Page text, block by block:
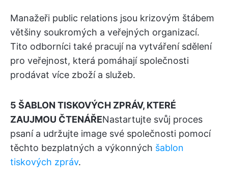
Manažeři public relations jsou krizovým štábem
většiny soukromých a veřejných organizací.
Tito odborníci také pracují na vytváření sdělení
pro veřejnost, která pomáhají společnosti
prodávat více zboží a služeb.
5 ŠABLON TISKOVÝCH ZPRÁV, KTERÉ
ZAUJMOU ČTENÁŘENastartujte svůj proces
psaní a udržujte image své společnosti pomocí
těchto bezplatných a výkonných šablon
tiskových zpráv.